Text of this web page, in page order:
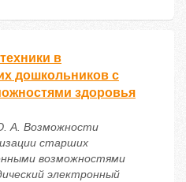
в
дошкольников с
здоровья
А. Возможности
старших
возможностями
электронный